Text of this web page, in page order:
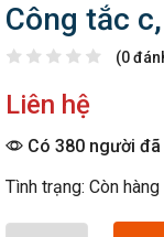
Công tắc
(0
Liên hệ
Có 380 người
Tình trạng: Còn hàng